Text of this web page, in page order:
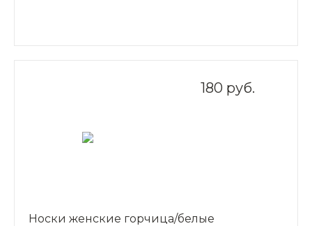
180 руб.
Носки женские горчица/белые